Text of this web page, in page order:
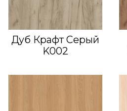
Дуб Крафт Серый
K002